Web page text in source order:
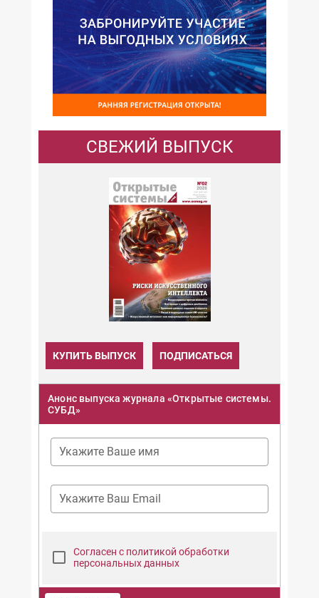
СВЕЖИЙ ВЫПУСК
КУПИТЬ ВЫПУСК ПОДПИСАТЬСЯ
Анонс выпуска журнала «Открытые системы.
СУБД»
Укажите Ваше имя
Укажите Ваш Email
Согласен с политикой обработки
персональных данных